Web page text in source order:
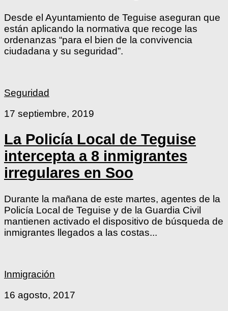
Desde el Ayuntamiento de Teguise aseguran que
están aplicando la normativa que recoge las
ordenanzas “para el bien de la convivencia
ciudadana y su seguridad”.
Seguridad
17 septiembre, 2019
La Policía Local de Teguise
intercepta a 8 inmigrantes
irregulares en Soo
Durante la mañana de este martes, agentes de la
Policía Local de Teguise y de la Guardia Civil
mantienen activado el dispositivo de búsqueda de
inmigrantes llegados a las costas...
Inmigración
16 agosto, 2017